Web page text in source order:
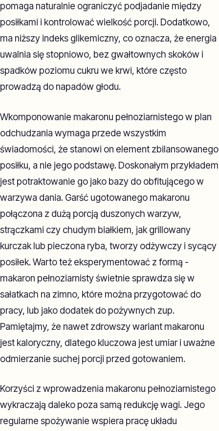
pomaga naturalnie ograniczyć podjadanie między
posiłkami i kontrolować wielkość porcji. Dodatkowo,
ma niższy indeks glikemiczny, co oznacza, że energia
uwalnia się stopniowo, bez gwałtownych skoków i
spadków poziomu cukru we krwi, które często
prowadzą do napadów głodu.
Wkomponowanie makaronu pełnoziarnistego w plan
odchudzania wymaga przede wszystkim
świadomości, że stanowi on element zbilansowanego
posiłku, a nie jego podstawę. Doskonałym przykładem
jest potraktowanie go jako bazy do obfitującego w
warzywa dania. Garść ugotowanego makaronu
połączona z dużą porcją duszonych warzyw,
strączkami czy chudym białkiem, jak grillowany
kurczak lub pieczona ryba, tworzy odżywczy i sycący
posiłek. Warto też eksperymentować z formą -
makaron pełnoziarnisty świetnie sprawdza się w
sałatkach na zimno, które można przygotować do
pracy, lub jako dodatek do pożywnych zup.
Pamiętajmy, że nawet zdrowszy wariant makaronu
jest kaloryczny, dlatego kluczowa jest umiar i uważne
odmierzanie suchej porcji przed gotowaniem.
Korzyści z wprowadzenia makaronu pełnoziarnistego
wykraczają daleko poza samą redukcję wagi. Jego
regularne spożywanie wspiera pracę układu